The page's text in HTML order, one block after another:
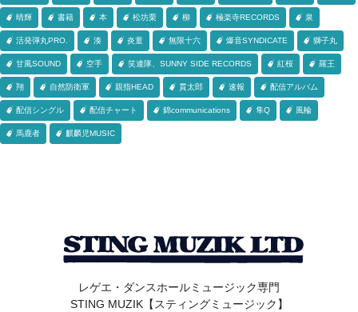
晴輝 書籍 本 松坊栗 柳 極楽寺RECORDS 泉
活発弾丸PRO. 湊 炎童 無限十六 爆音SYNDICATE 獅子丸
甘風SOUND 空手 笑連隊、SUNNY SIDE RECORDS 紅桜 羅王
翔 自然防衛軍 親指HEAD 貫太郎 速報 配信アルバム
配信シングル 配信チャート 錦communications 隼Q 風輪
馬鹿者 麒麟児MUSIC
レゲエ・ダンスホールミュージック専門
STING MUZIK【スティングミュージック】